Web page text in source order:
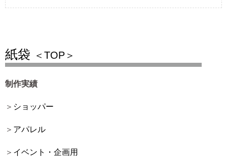
紙袋 ＜TOP＞
制作実績
ショッパー
アパレル
イベント・企画用